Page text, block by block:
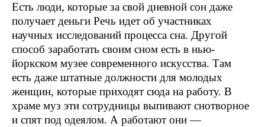
Есть люди, которые за свой дневной сон даже
получает деньги Речь идет об участниках
научных исследований процесса сна. Другой
способ заработать своим сном есть в нью-
йоркском музее современного искусства. Там
есть даже штатные должности для молодых
женщин, которые приходят сюда на работу. В
храме муз эти сотрудницы выпивают снотворное
и спят под одеялом. А работают они —